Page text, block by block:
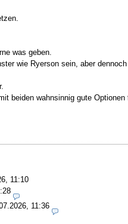
was geben.
wie Ryerson sein, aber
beiden wahnsinnig gute Optionen
11:10
11:36